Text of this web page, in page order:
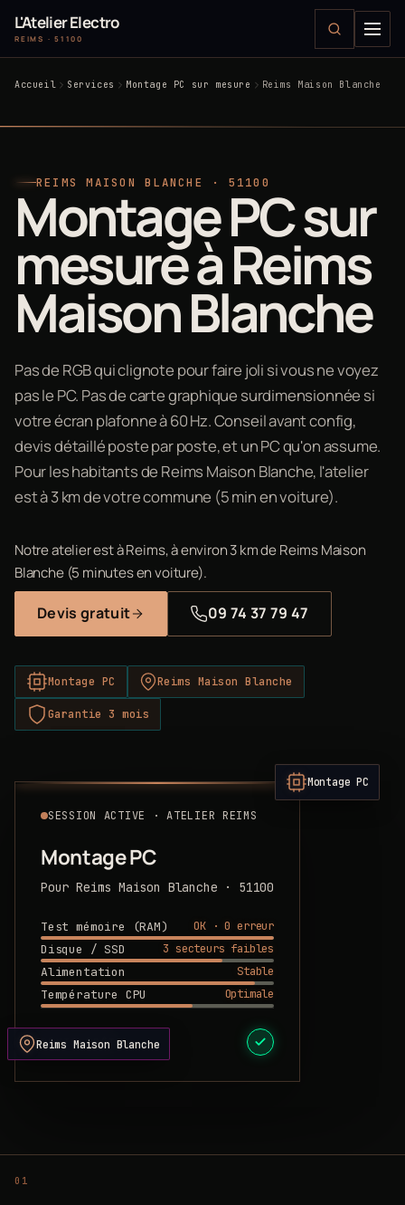
L'Atelier Electro
REIMS · 51100
Accueil Services Montage PC sur mesure Reims Maison Blanche
REIMS MAISON BLANCHE · 51100
Montage PC sur
mesure à Reims
Maison Blanche
Pas de RGB qui clignote pour faire joli si vous ne voyez
pas le PC. Pas de carte graphique surdimensionnée si
votre écran plafonne à 60 Hz. Conseil avant config,
devis détaillé poste par poste, et un PC qu'on assume.
Pour les habitants de Reims Maison Blanche, l'atelier
est à 3 km de votre commune (5 min en voiture).
Notre atelier est à Reims, à environ 3 km de Reims Maison
Blanche (5 minutes en voiture).
Devis gratuit 09 74 37 79 47
Montage PC Reims Maison Blanche
Garantie 3 mois
SESSION ACTIVE · ATELIER REIMS
Montage PC
Pour Reims Maison Blanche · 51100
Test mémoire (RAM)
OK · 0 erreur
Disque / SSD
3 secteurs faibles
Alimentation
Stable
Température CPU
Optimale
DEVIS PRÊT
Montage PC
Reims Maison Blanche